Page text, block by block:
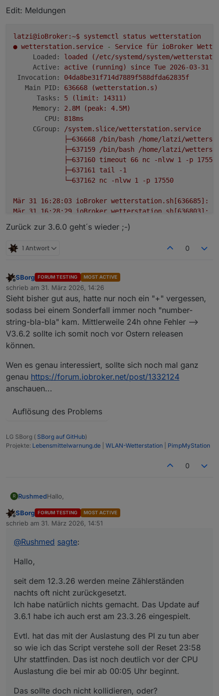
Edit: Meldungen
latzi@ioBroker:~$ systemctl status wetterstation
● wetterstation.service - Service für ioBroker
Loaded:
loaded
(/etc/systemd/system/
Active:
active (running) since Tue 2026-03-31
Invocation:
04da8be31f714d7889f588dfda62835f
Main PID:
636668
(wetterstation.s)
Tasks:
5 (limit: 14311)
Memory:
2. 8M (peak: 4. 5M)
CPU:
818ms
CGroup:
/system.slice/wetterstation.service
├─636668
/bin/bash
/home/latzi/
├─637159
/bin/bash
/home/latzi/
├─637160 timeout 66 nc -nlvw 1 -p 17550
├─637161 tail
-1
└─637162 nc -nlvw 1 -p 17550
Mär 31 16:28:03 ioBroker wetterstation.sh[636685]:
Mär 31 16:28:29 ioBroker wetterstation.sh[636803]:
wetterstation.sh[636803]:
Mär 31 16 :28:29 ioBroker wetterstation.sh[636805]:
Mär
Mär
31 16:28:29 wetterstation.sh[637139]:
Mär
31 16:28:29 ioBroker wetterstation.sh[637143]:
Mär
31 16:28:29 ioBroker wetterstation.sh[637152]:
Mär
31 ioBroker wetterstation.sh[637158]:
Zurück zur 3.6.0 geht´s wieder ;-)
1 Antwort 0
Offline
SBorg FORUM TESTING MOST ACTIVE
schrieb am 31. März 2026, 14:26
zuletzt editiert von
Sieht bisher gut aus, hatte nur noch ein "+" vergessen,
sodass bei einem Sonderfall immer noch "number-
string-bla-bla" kam. Mittlerweile 24h ohne Fehler -->
V3.6.2 sollte ich somit noch vor Ostern releasen
können.
Wen es genau interessiert, sollte sich noch mal ganz
genau https://forum.iobroker.net/post/1332124
anschauen...
Auflösung des Problems
LG SBorg ( SBorg auf GitHub)
Projekte: Lebensmittelwarnung.de WLAN-Wetterstation PimpMyStation
0
R RushmedHallo,
seit dem 12.3.26 werden meine Zählerständen
nachts oft nicht zurückgesetzt.
3.6.1 habe ich auch erst am 23.3.26 eingespielt.
wie ich das Script verstehe soll der Reset 23:58 Uhr
Das sollte doch nicht kollidieren, oder?
Offline
SBorg FORUM TESTING MOST ACTIVE
schrieb am 31. März 2026, 14:51
zuletzt editiert von
@Rushmed sagte:
Hallo,
seit dem 12.3.26 werden meine Zählerständen
nachts oft nicht zurückgesetzt.
Ich habe natürlich nichts gemacht. Das Update auf
3.6.1 habe ich auch erst am 23.3.26 eingespielt.
Evtl. hat das mit der Auslastung des PI zu tun aber
so wie ich das Script verstehe soll der Reset 23:58
Uhr stattfinden. Das ist noch deutlich vor der CPU
Auslastung die bei mir ab 00:05 Uhr beginnt.
Das sollte doch nicht kollidieren, oder?